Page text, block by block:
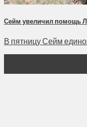
Сейм увеличил помощь
В пятницу Сейм